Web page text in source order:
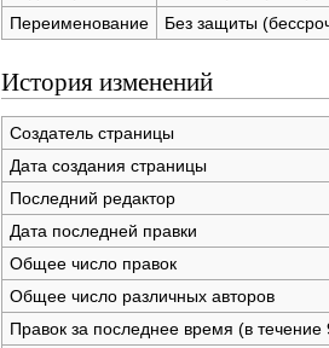
Переименование
Без защиты
История изменений
Создатель страницы
Дата создания страницы
Последний редактор
Дата последней правки
Общее число правок
Общее число различных авторов
Правок за последнее время (в течение